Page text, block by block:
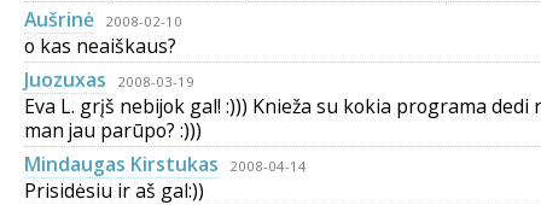
Aušrinė
2008-02-10
o kas neaiškaus?
Juozuxas
2008-03-19
Eva L. grįš nebijok gal! :))) Knieža su kokia programa dedi
man jau parūpo? :)))
Mindaugas Kirstukas
2008-04-14
Prisidėsiu ir aš gal:))